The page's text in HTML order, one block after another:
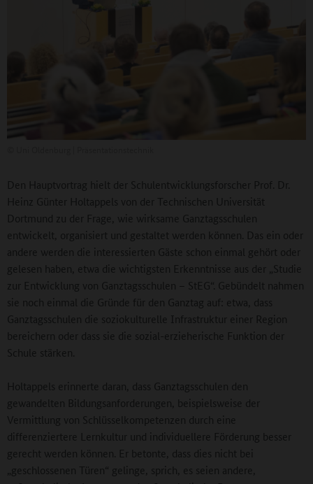
Den Hauptvortrag hielt der Schulentwicklungsforscher Prof. Dr.
Heinz Günter Holtappels von der Technischen Universität
Dortmund zu der Frage, wie wirksame Ganztagsschulen
entwickelt, organisiert und gestaltet werden können. Das ein oder
andere werden die interessierten Gäste schon einmal gehört oder
gelesen haben, etwa die wichtigsten Erkenntnisse aus der „Studie
zur Entwicklung von Ganztagsschulen – StEG“. Gebündelt nahmen
sie noch einmal die Gründe für den Ganztag auf: etwa, dass
Ganztagsschulen die soziokulturelle Infrastruktur einer Region
bereichern oder dass sie die sozial-erzieherische Funktion der
Schule stärken.
Holtappels erinnerte daran, dass Ganztagsschulen den
gewandelten Bildungsanforderungen, beispielsweise der
Vermittlung von Schlüsselkompetenzen durch eine
differenziertere Lernkultur und individuellere Förderung besser
gerecht werden können. Er betonte, dass dies nicht bei
„geschlossenen Türen“ gelinge, sprich, es seien andere,